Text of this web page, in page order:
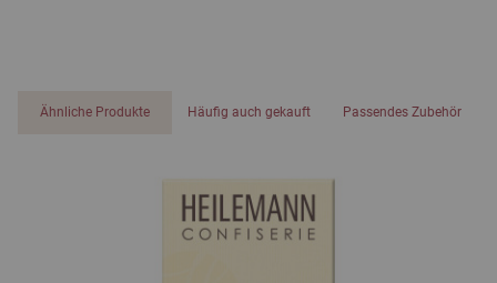
Ähnliche Produkte Häufig auch gekauft Passendes Zubehör